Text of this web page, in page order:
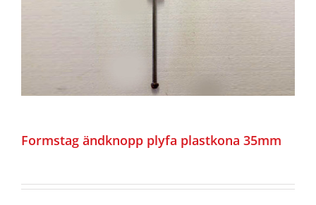
Formstag ändknopp plyfa plastkona 35mm